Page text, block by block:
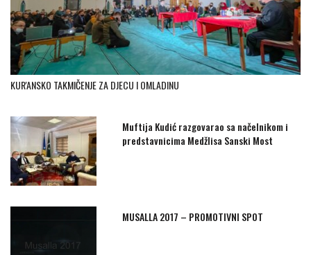
KUR'ANSKO TAKMIČENJE ZA DJECU I OMLADINU
Muftija Kudić razgovarao sa načelnikom i
predstavnicima Medžlisa Sanski Most
MUSALLA 2017 – PROMOTIVNI SPOT